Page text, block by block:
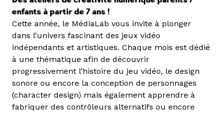
enfants à partir de 7 ans !
Cette année, le MédiaLab vous invite à plonger
dans l’univers fascinant des jeux vidéo
indépendants et artistiques. Chaque mois est dédié
à une thématique afin de découvrir
progressivement l’histoire du jeu vidéo, le design
sonore ou encore la conception de personnages
(character design) mais également apprendre à
fabriquer des contrôleurs alternatifs ou encore